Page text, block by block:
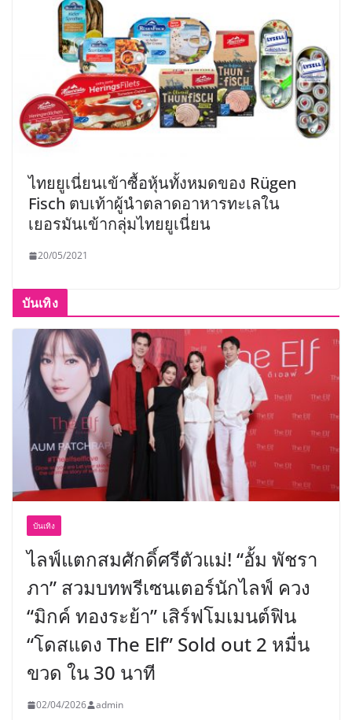
ไทยยูเนี่ยนเข้าซื้อหุ้นทั้งหมดของ Rügen
Fisch ตบเท้าผู้นำตลาดอาหารทะเลใน
เยอรมันเข้ากลุ่มไทยยูเนี่ยน
20/05/2021
บันเทิง
บันเทิง
ไลฟ์แตกสมศักดิ์ศรีตัวแม่! “อั้ม พัชรา
ภา” สวมบทพรีเซนเตอร์นักไลฟ์ ควง
“มิกค์ ทองระย้า” เสิร์ฟโมเมนต์ฟิน
“โดสแดง The Elf” Sold out 2 หมื่น
ขวด ใน 30 นาที
02/04/2026 admin